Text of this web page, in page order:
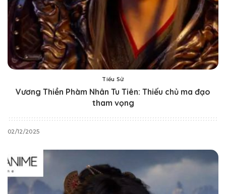
Tiểu Sử
Vương Thiền Phàm Nhân Tu Tiên: Thiếu chủ ma đạo
tham vọng
02/12/2025